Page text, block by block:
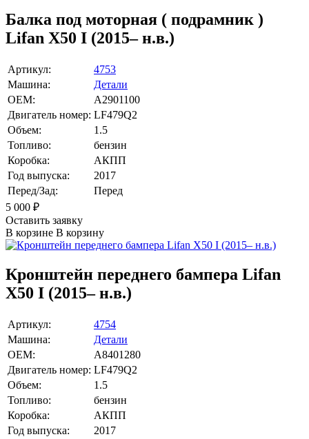
Балка под моторная ( подрамник )
Lifan X50 I (2015– н.в.)
Артикул:
4753
Машина:
Детали
OEM:
A2901100
Двигатель номер: LF479Q2
Объем:
1.5
Топливо:
бензин
Коробка:
АКПП
Год выпуска:
2017
Перед/Зад:
Перед
5 000 ₽
Оставить заявку
В корзине В корзину
Кронштейн переднего бампера Lifan
X50 I (2015– н.в.)
Артикул:
4754
Машина:
Детали
OEM:
A8401280
Двигатель номер: LF479Q2
Объем:
1.5
Топливо:
бензин
Коробка:
АКПП
Год выпуска:
2017